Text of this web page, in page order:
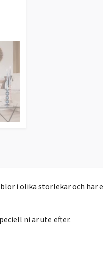
i olika storlekar och har
ni är ute efter.